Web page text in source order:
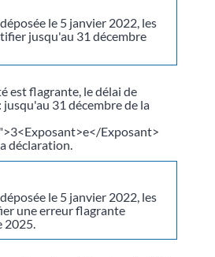
le 5 janvier 2022, les
jusqu'au 31 décembre
est flagrante, le délai de
31 décembre de la
Exposant>
déclaration.
le 5 janvier 2022, les
une erreur flagrante
2025.